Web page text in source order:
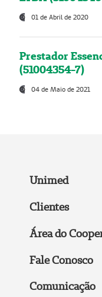
01 de Abril de 2020
Prestador
(51004354-7)
04 de Maio de 2021
Unimed
Clientes
Área do
Fale Conosco
Comunicação